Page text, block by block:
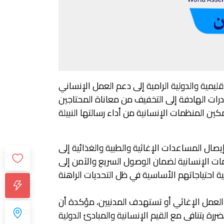
والدولية الرامية إلى دعم العمل الإنساني
الهادفة إلى التخفيف من معاناة المحتاجين
المساعدات الإغاثية والطبية والغذائية إلى
الإنسانية لضمان الوصول السريع والآمن إلى
الإغاثي أو تستهدف المدنيين، مؤكدة أن